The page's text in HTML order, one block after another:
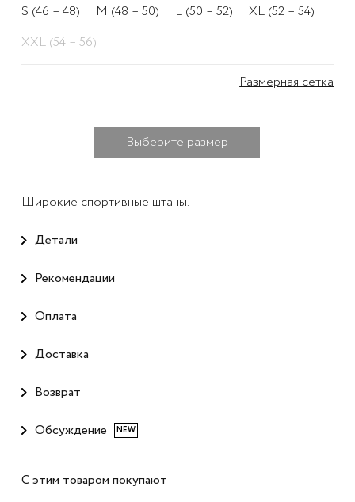
S (46 – 48)
M (48 – 50) L (50 – 52)
XL (52 – 54)
XXL (54 – 56)
Размерная сетка
Выберите размер
Широкие спортивные штаны.
Детали
Рекомендации
Оплата
Доставка
Возврат
Обсуждение NEW
С этим товаром покупают